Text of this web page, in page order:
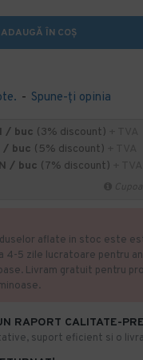
- Spune-ţi opinia
ADAUGĂ ÎN COŞ
/ buc (3% discount)
/ buc (5% discount)
/ buc (7% discount)
RAPORT CALITATE-
suport eficient si o
aflate in stoc este
4-5 zile lucratoare pentru
Livram gratuit pentru